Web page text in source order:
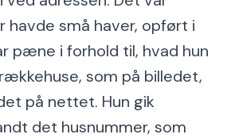
havde små haver, opført i
pæne i forhold til, hvad hun
som på billedet,
på nettet. Hun gik
det husnummer, som